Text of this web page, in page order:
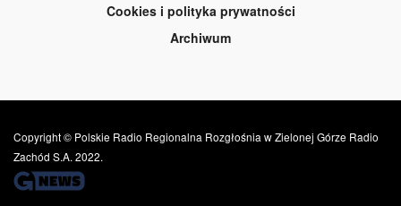
Cookies i polityka prywatności
Archiwum
Copyright © Polskie Radio Regionalna Rozgłośnia w Zielonej Górze Radio
Zachód S.A. 2022.